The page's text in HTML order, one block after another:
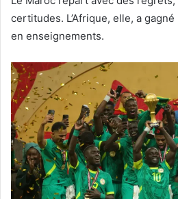
certitudes. L’Afrique, elle, a
en enseignements.